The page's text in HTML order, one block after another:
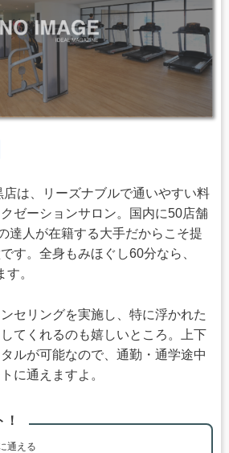
は、リーズナブルで通いやすい料
ゼーションサロン。国内に50店舗
達人が在籍する大手だからこそ提
す。全身もみほぐし60分なら、
。
セリングを実施し、特に浮かれた
てくれるのも嬉しいところ。上下
ルが可能なので、通勤・通学途中
に通えますよ。
通える